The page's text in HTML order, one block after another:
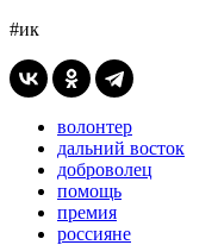
#ик
волонтер
дальний восток
доброволец
помощь
премия
россияне